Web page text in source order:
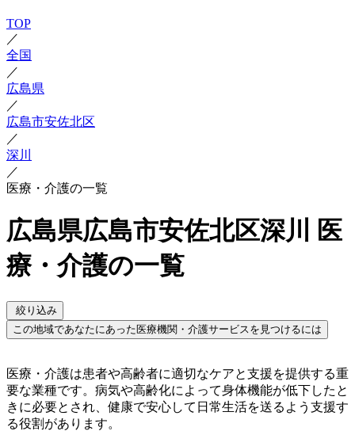
TOP
／
全国
／
広島県
／
広島市安佐北区
／
深川
／
医療・介護の一覧
広島県広島市安佐北区深川 医
療・介護の一覧
絞り込み
この地域であなたにあった医療機関・介護サービスを見つけるには
医療・介護は患者や高齢者に適切なケアと支援を提供する重
要な業種です。病気や高齢化によって身体機能が低下したと
きに必要とされ、健康で安心して日常生活を送るよう支援す
る役割があります。